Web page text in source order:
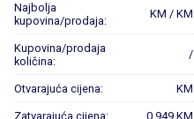
Najbolja
kupovina/prodaja:
KM / KM
Kupovina/prodaja
količina:
/
Otvarajuća cijena: KM
Zatvarajuća cijena: 0,949 KM